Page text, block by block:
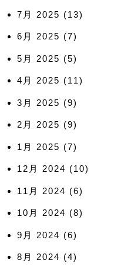
7月 2025 (13)
6月 2025 (7)
5月 2025 (5)
4月 2025 (11)
3月 2025 (9)
2月 2025 (9)
1月 2025 (7)
12月 2024 (10)
11月 2024 (6)
10月 2024 (8)
9月 2024 (6)
8月 2024 (4)